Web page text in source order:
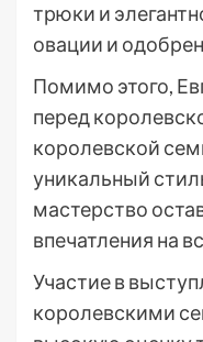
трюки и
овации и
Помимо этого,
перед
королевской
уникальный
мастерство
впечатления на
Участие в
королевскими